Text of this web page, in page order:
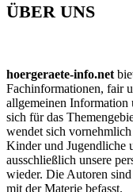
ÜBER UNS
hoergeraete-info.net
Fachinformationen, fair
allgemeinen
sich für das
wendet sich
Kinder und Jugendliche
ausschließlich unsere
wieder. Die Autoren
mit der Materie befasst.